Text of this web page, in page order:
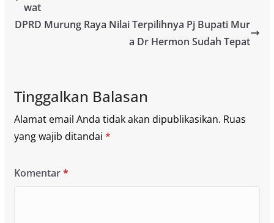
wat
DPRD Murung Raya Nilai Terpilihnya Pj Bupati Mur
a Dr Hermon Sudah Tepat
Tinggalkan Balasan
Alamat email Anda tidak akan dipublikasikan. Ruas
yang wajib ditandai *
Komentar*